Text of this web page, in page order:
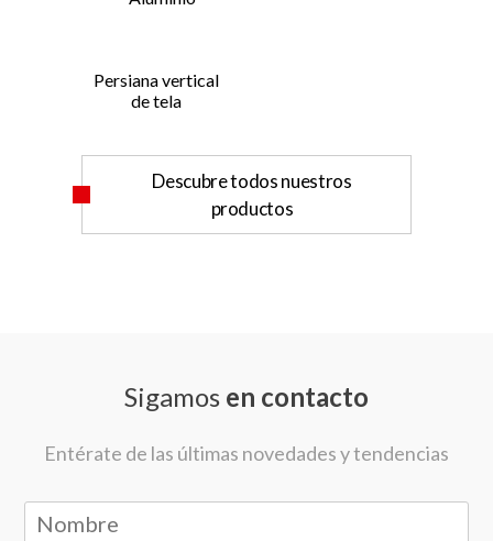
Persiana vertical
de tela
Descubre todos nuestros
productos
Sigamos en contacto
Entérate de las últimas novedades y tendencias